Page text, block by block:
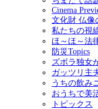
Cinema
文化財 仏像
私たちの視
ほ～ほ～法
防災Topics
ズボラ独女
ガッツリ主
うちの飲み
おうちで美
トピックス